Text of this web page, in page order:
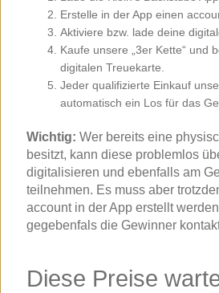
Erstelle in der App einen
Aktiviere bzw. lade deine
Kaufe unsere „3er Kette“ und
digitalen Treuekarte.
Jeder qualifizierte Einkauf
automatisch ein Los für das
Wichtig: Wer bereits eine
besitzt, kann diese problemlos
digitalisieren und ebenfalls am
teilnehmen. Es muss aber
account in der App erstellt
gegebenfals die Gewinner
Diese Preise